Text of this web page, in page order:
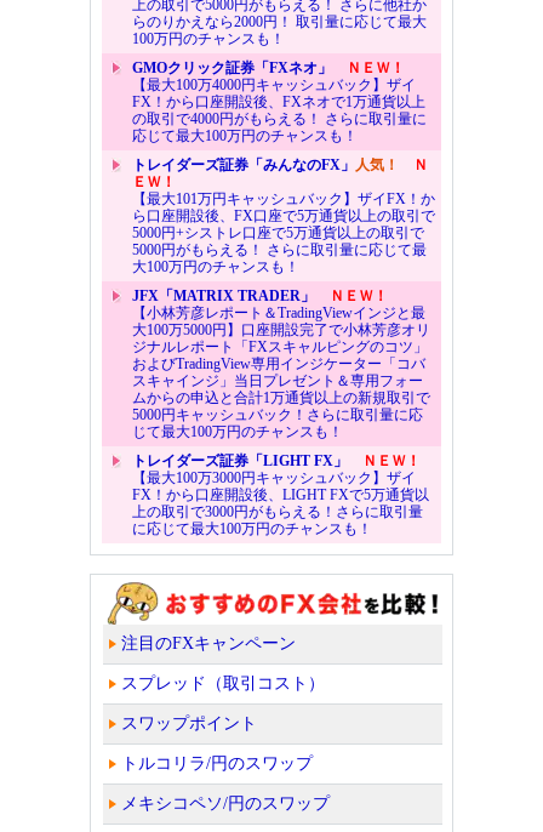
上の取引で5000円がもらえる！ さらに他社か
らのりかえなら2000円！ 取引量に応じて最大
100万円のチャンスも！
GMOクリック証券「FXネオ」
ＮＥＷ！
【最大100万4000円キャッシュバック】ザイ
FX！から口座開設後、FXネオで1万通貨以上
の取引で4000円がもらえる！ さらに取引量に
応じて最大100万円のチャンスも！
トレイダーズ証券「みんなのFX」 人気！
Ｎ
ＥＷ！
【最大101万円キャッシュバック】ザイFX！か
ら口座開設後、FX口座で5万通貨以上の取引で
5000円+シストレ口座で5万通貨以上の取引で
5000円がもらえる！ さらに取引量に応じて最
大100万円のチャンスも！
JFX「MATRIX TRADER」
ＮＥＷ！
【小林芳彦レポート＆TradingViewインジと最
大100万5000円】口座開設完了で小林芳彦オリ
ジナルレポート「FXスキャルピングのコツ」
およびTradingView専用インジケーター「コバ
スキャインジ」当日プレゼント＆専用フォー
ムからの申込と合計1万通貨以上の新規取引で
5000円キャッシュバック！さらに取引量に応
じて最大100万円のチャンスも！
トレイダーズ証券「LIGHT FX」
ＮＥＷ！
【最大100万3000円キャッシュバック】ザイ
FX！から口座開設後、LIGHT FXで5万通貨以
上の取引で3000円がもらえる！さらに取引量
に応じて最大100万円のチャンスも！
注目のFXキャンペーン
スプレッド（取引コスト）
スワップポイント
トルコリラ/円のスワップ
メキシコペソ/円のスワップ